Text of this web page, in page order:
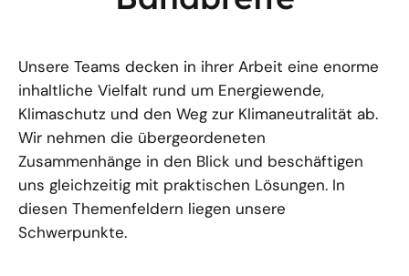
Unsere Teams decken in ihrer Arbeit eine enorme
inhaltliche Vielfalt rund um Energiewende,
Klimaschutz und den Weg zur Klimaneutralität ab.
Wir nehmen die übergeordeneten
Zusammenhänge in den Blick und beschäftigen
uns gleichzeitig mit praktischen Lösungen. In
diesen Themenfeldern liegen unsere
Schwerpunkte.